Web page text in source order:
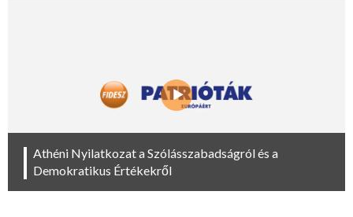
Athéni Nyilatkozat a Szólásszabadságról és a
Demokratikus Értékekről